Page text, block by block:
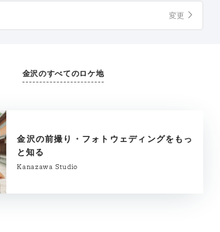
変更
金沢のすべてのロケ地
金沢の前撮り・フォトウェディングをもっ
と知る
Kanazawa Studio